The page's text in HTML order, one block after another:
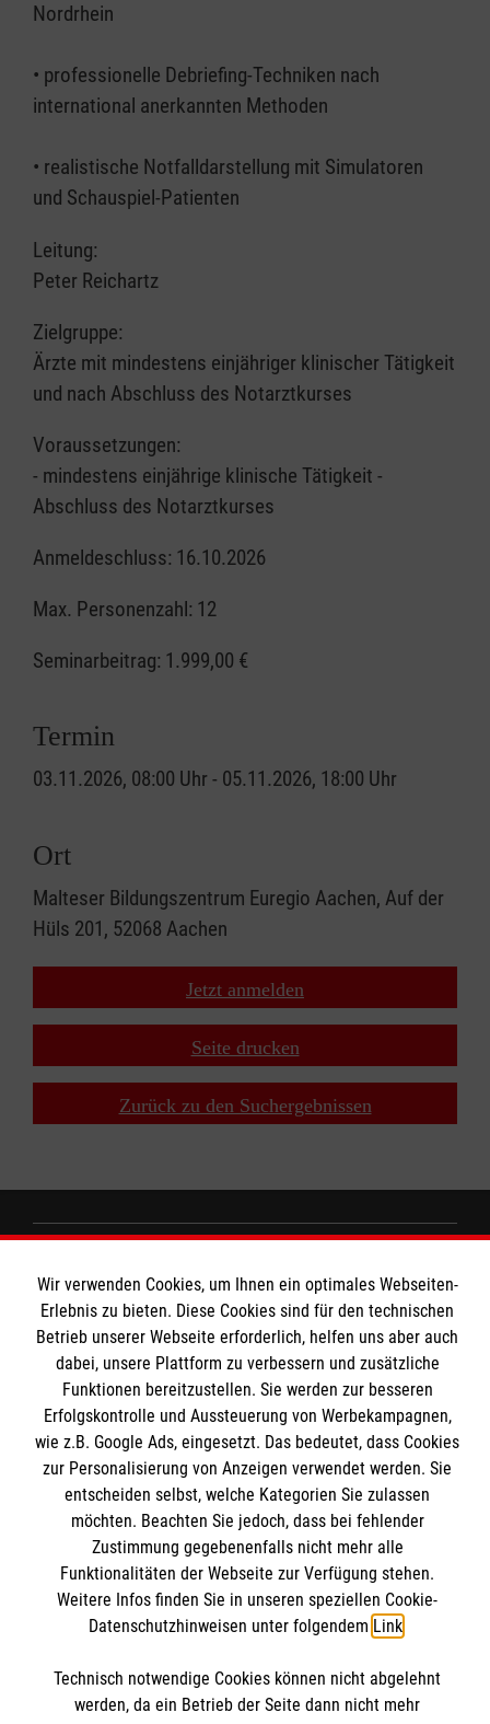
Nordrhein
• professionelle Debriefing-Techniken nach
international anerkannten Methoden
• realistische Notfalldarstellung mit Simulatoren
und Schauspiel-Patienten
Leitung:
Peter Reichartz
Zielgruppe:
Ärzte mit mindestens einjähriger klinischer Tätigkeit
und nach Abschluss des Notarztkurses
Voraussetzungen:
- mindestens einjährige klinische Tätigkeit -
Abschluss des Notarztkurses
Anmeldeschluss: 16.10.2026
Max. Personenzahl: 12
Seminarbeitrag: 1.999,00 €
Termin
03.11.2026, 08:00 Uhr - 05.11.2026, 18:00 Uhr
Ort
Malteser Bildungszentrum Euregio Aachen, Auf der
Hüls 201, 52068 Aachen
Jetzt anmelden
Seite drucken
Zurück zu den Suchergebnissen
Kurse für Ärzte
Kurse für Rettungsdienstler
Internationale Kurskonzepte
Informationen
Kontakt
Impressum
Datenschutz
AGB
Malteser online
Malteser Jugend
Mediathek
Wir verwenden Cookies, um Ihnen ein optimales Webseiten-
Erlebnis zu bieten. Diese Cookies sind für den technischen
Betrieb unserer Webseite erforderlich, helfen uns aber auch
dabei, unsere Plattform zu verbessern und zusätzliche
Funktionen bereitzustellen. Sie werden zur besseren
Erfolgskontrolle und Aussteuerung von Werbekampagnen,
wie z.B. Google Ads, eingesetzt. Das bedeutet, dass Cookies
zur Personalisierung von Anzeigen verwendet werden. Sie
entscheiden selbst, welche Kategorien Sie zulassen
möchten. Beachten Sie jedoch, dass bei fehlender
Zustimmung gegebenenfalls nicht mehr alle
Funktionalitäten der Webseite zur Verfügung stehen.
Weitere Infos finden Sie in unseren speziellen Cookie-
Datenschutzhinweisen unter folgendem Link.
Technisch notwendige Cookies können nicht abgelehnt
werden, da ein Betrieb der Seite dann nicht mehr